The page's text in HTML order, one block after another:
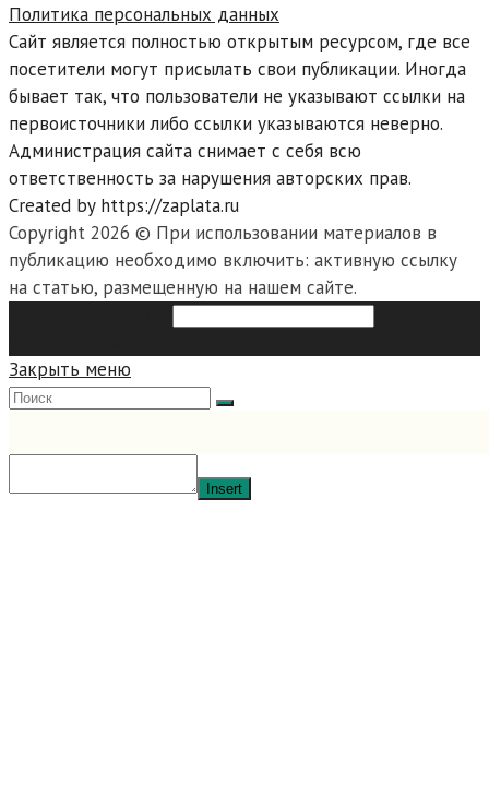
Политика персональных данных
Сайт является полностью открытым ресурсом, где все
посетители могут присылать свои публикации. Иногда
бывает так, что пользователи не указывают ссылки на
первоисточники либо ссылки указываются неверно.
Администрация сайта снимает с себя всю
ответственность за нарушения авторских прав.
Created by https://zaplata.ru
Copyright 2026 © При использовании материалов в
публикацию необходимо включить: активную ссылку
на статью, размещенную на нашем сайте.
Закрыть меню
Insert